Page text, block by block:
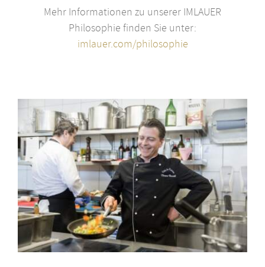
Mehr Informationen zu unserer IMLAUER
Philosophie finden Sie unter:
imlauer.com/philosophie